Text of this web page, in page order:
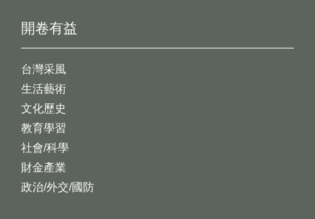
開卷有益
台灣采風
生活藝術
文化歷史
教育學習
社會/科學
財金產業
政治/外交/國防